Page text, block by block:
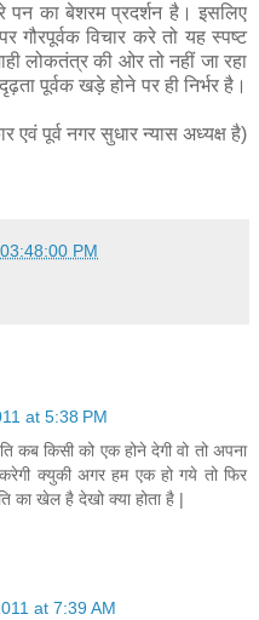
पन का बेशरम प्रदर्शन है। इसलिए
गौरपूर्वक विचार करे तो यह स्पष्ट
लोकतंत्र की ओर तो नहीं जा रहा
पूर्वक खड़े होने पर ही निर्भर है।
पूर्व नगर सुधार न्यास अध्यक्ष है)
PM
at 5:38 PM
कब किसी को एक होने देगी वो तो अपना
क्युकी अगर हम एक हो गये तो फिर
का खेल है देखो क्या होता है |
at 7:39 AM